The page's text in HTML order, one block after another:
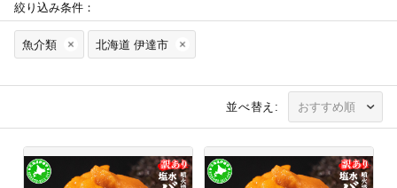
絞り込み条件：
魚介類 北海道 伊達市
並べ替え: